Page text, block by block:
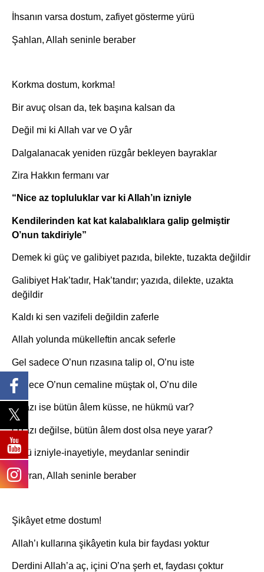
İhsanın varsa dostum, zafiyet gösterme yürü
Şahlan, Allah seninle beraber
Korkma dostum, korkma!
Bir avuç olsan da, tek başına kalsan da
Değil mi ki Allah var ve O yâr
Dalgalanacak yeniden rüzgâr bekleyen bayraklar
Zira Hakkın fermanı var
“Nice az topluluklar var ki Allah’ın izniyle
Kendilerinden kat kat kalabalıklara galip gelmiştir
O’nun takdiriyle”
Demek ki güç ve galibiyet pazıda, bilekte, tuzakta değildir
Galibiyet Hak’tadır, Hak’tandır; yazıda, dilekte, uzakta
değildir
Kaldı ki sen vazifeli değildin zaferle
Allah yolunda mükelleftin ancak seferle
Gel sadece O’nun rızasına talip ol, O’nu iste
Sadece O’nun cemaline müştak ol, O’nu dile
O razı ise bütün âlem küsse, ne hükmü var?
O razı değilse, bütün âlem dost olsa neye yarar?
Yürü izniyle-inayetiyle, meydanlar senindir
Davran, Allah seninle beraber
Şikâyet etme dostum!
Allah’ı kullarına şikâyetin kula bir faydası yoktur
Derdini Allah’a aç, içini O’na şerh et, faydası çoktur